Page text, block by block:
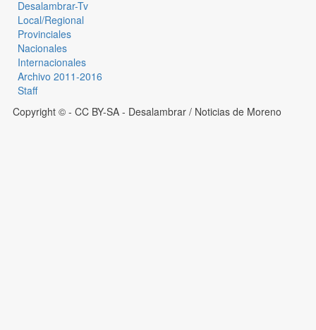
Desalambrar-Tv
Local/Regional
Provinciales
Nacionales
Internacionales
Archivo 2011-2016
Staff
Copyright © - CC BY-SA - Desalambrar / Noticias de Moreno